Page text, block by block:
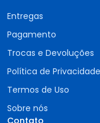
Entregas
Pagamento
Trocas e Devoluções
Política de Privacidade
Termos de Uso
Sobre nós
Contato